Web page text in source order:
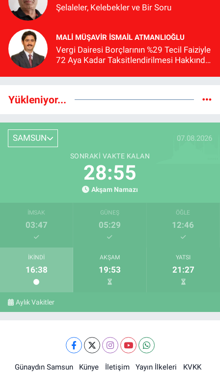
Şelaleler, Kelebekler ve Bir Soru
MALI MÜŞAVIR İSMAIL ATMANLIOĞLU
Vergi Dairesi Borçlarının %29 Tecil Faiziyle
72 Aya Kadar Taksitlendirilmesi Hakkında
Yükleniyor...
SAMSUN 07.08.2026
SONRAKI VAKTE KALAN
28:54
Akşam Namazı
İMSAK
03:47
GÜNEŞ
05:29
ÖĞLE
12:46
İKINDI
16:38
AKŞAM
19:53
YATSI
21:27
Aylık Vakitler
Günaydın Samsun Künye İletişim Yayın İlkeleri
KVKK